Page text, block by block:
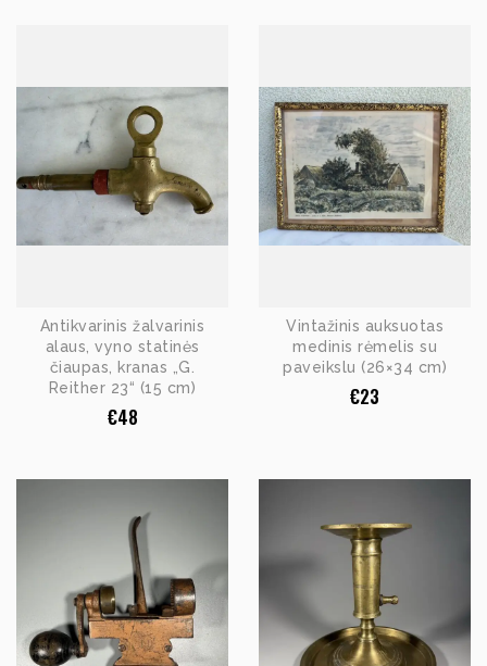
Antikvarinis žalvarinis
alaus, vyno statinės
čiaupas, kranas „G.
Reither 23“ (15 cm)
€48
Vintažinis auksuotas
medinis rėmelis su
paveikslu (26×34 cm)
€23